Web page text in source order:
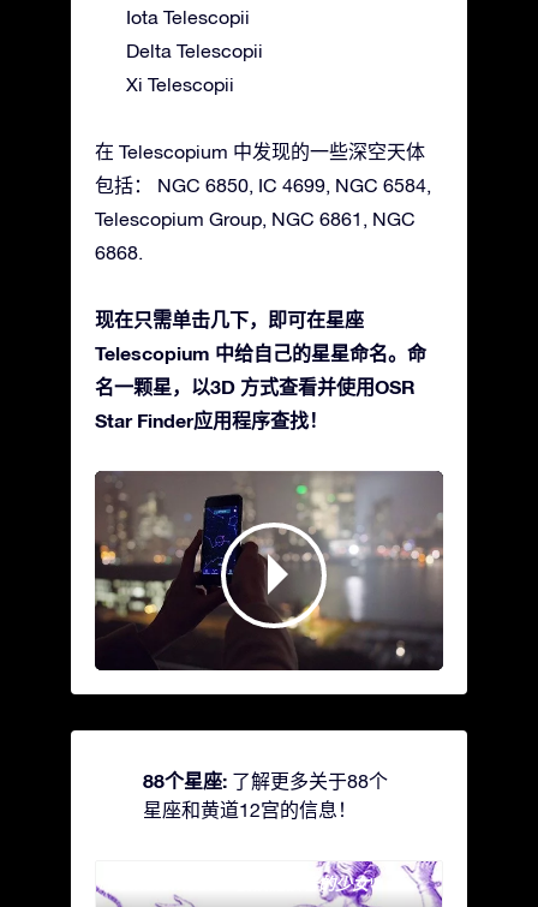
Iota Telescopii
Delta Telescopii
Xi Telescopii
在 Telescopium 中发现的一些深空天体
包括： NGC 6850, IC 4699, NGC 6584,
Telescopium Group, NGC 6861, NGC
6868.
现在只需单击几下，即可在星座
Telescopium 中给自己的星星命名。命
名一颗星，以3D 方式查看并使用OSR
Star Finder应用程序查找！
88个星座: 了解更多关于88个
星座和黄道12宫的信息！
Andromeda - 被铁链锁着的少女